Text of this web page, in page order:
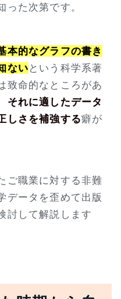
た次第です。
本的なグラフの書き
ない という科学系著
致命的なところがあ
それに適したデータ
しさを補強する癖が
ご職業に対する非難
データを歪めて出版
討して解説します